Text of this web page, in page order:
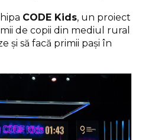
CODE Kids, un proiect
de copii din mediul rural
și să facă primii pași în